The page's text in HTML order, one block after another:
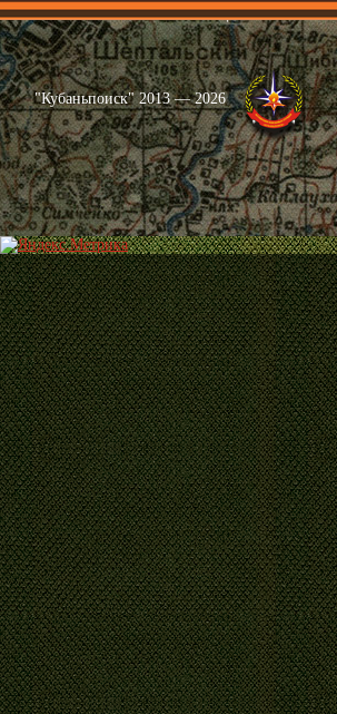
Главная Имена Общественные
"Кубаньпоиск" 2013 — 2026